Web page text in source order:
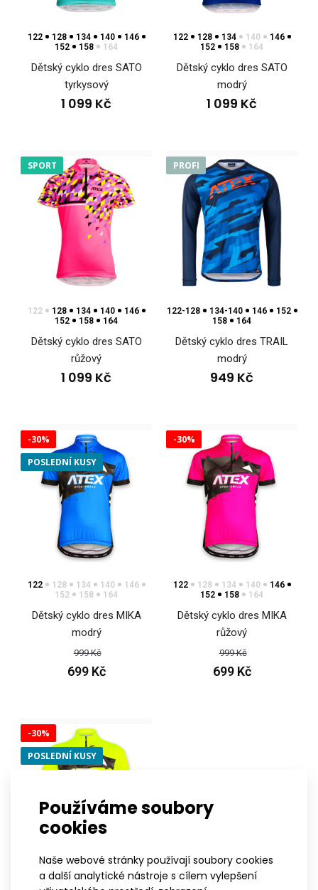
Používáme soubory
cookies
Naše webové stránky používají soubory cookies
a další analytické nástroje s cílem vylepšení
nejvyšší kvalitu pro maximální komfort, f..
Dětský cyklo dres PIXI růžový
Dětský cyklo dres PIXI růžovýCyklo dresy musí splňovat
nejvyšší kvalitu pro maximální komfort, funkč..
lehkého materiálu coolspark.dres má na předn..
122 128 134 140
146
152
158 164
Dětský cyklo dres SATO
tyrkysový
1 099 Kč
122 128 134 140
146
152
158 164
Dětský cyklo dres SATO
modrý
1 099 Kč
SPORT
122 128 134 140
146
152
158 164
Dětský cyklo dres SATO
růžový
1 099 Kč
PROFI
122-128 134-140 146
152
158
164
Dětský cyklo dres TRAIL
modrý
949 Kč
-30%
POSLEDNÍ KUSY
122 128 134 140
146
152
158 164
Dětský cyklo dres MIKA
modrý
999 Kč
699 Kč
-30%
122 128 134 140
146
152
158 164
Dětský cyklo dres MIKA
růžový
999 Kč
699 Kč
-30%
POSLEDNÍ KUSY
122 128 134 140
146